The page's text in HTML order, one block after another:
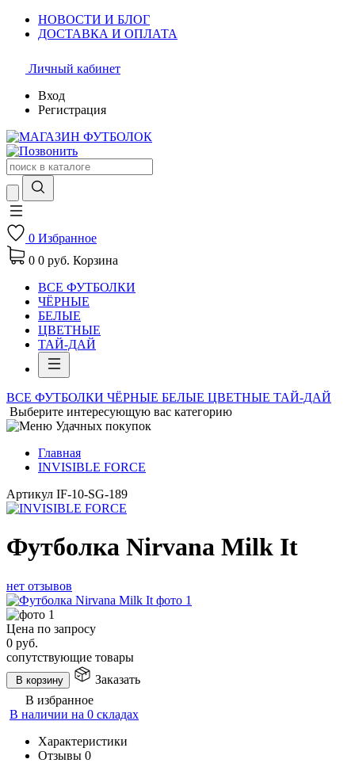
НОВОСТИ И БЛОГ
ДОСТАВКА И ОПЛАТА
Личный кабинет
Вход
Регистрация
0 Избранное
0 0 руб. Корзина
ВСЕ ФУТБОЛКИ
ЧЁРНЫЕ
БЕЛЫЕ
ЦВЕТНЫЕ
ТАЙ-ДАЙ
ВСЕ ФУТБОЛКИ ЧЁРНЫЕ БЕЛЫЕ ЦВЕТНЫЕ ТАЙ-ДАЙ
Выберите интересующую вас категорию
Главная
INVISIBLE FORCE
Артикул IF-10-SG-189
Футболка Nirvana Milk It
нет отзывов
Цена по запросу
0 руб.
сопутствующие товары
В корзину
Заказать
В избранное
В наличии на 0 складах
Характеристики
Отзывы 0